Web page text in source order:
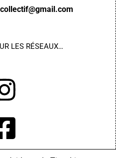
LES RÉSEAUX…